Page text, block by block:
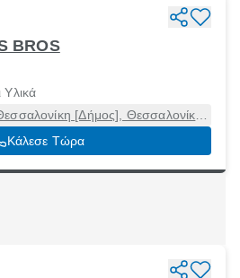
BROS
Υλικά
[Δήμος], Θεσσαλονίκη,
54623
Κάλεσε Τώρα